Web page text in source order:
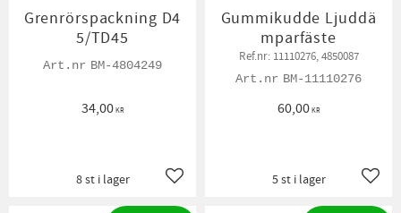
Grenrörspackning D4
5/TD45
BM-4804249
34,00KR
Lägg till i favoriter
8 st i lager
Gummikudde Ljuddä
mparfäste
Ref.nr: 11110276, 4850087
BM-11110276
60,00KR
5 st i lager